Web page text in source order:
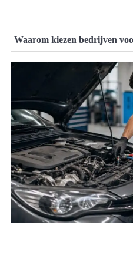
Waarom kiezen bedrijven